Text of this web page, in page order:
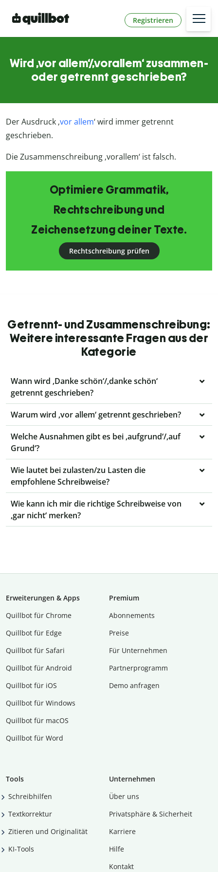
Registrieren
Wird ‚vor allem‘/‚vorallem‘ zusammen-
oder getrennt geschrieben?
Der Ausdruck ‚vor allem‘ wird immer getrennt
geschrieben.
Die Zusammenschreibung ‚vorallem‘ ist falsch.
Optimiere Grammatik,
Rechtschreibung und
Zeichensetzung deiner Texte.
Rechtschreibung prüfen
Getrennt- und Zusammenschreibung:
Weitere interessante Fragen aus der
Kategorie
Wann wird ‚Danke schön‘/‚danke schön‘
getrennt geschrieben?
Warum wird ‚vor allem‘ getrennt geschrieben?
Welche Ausnahmen gibt es bei ‚aufgrund‘/‚auf
Grund‘?
Wie lautet bei zulasten/zu Lasten die
empfohlene Schreibweise?
Wie kann ich mir die richtige Schreibweise von
‚gar nicht‘ merken?
Erweiterungen & Apps
Quillbot für Chrome
Quillbot für Edge
Quillbot für Safari
Quillbot für Android
Quillbot für iOS
Quillbot für Windows
Quillbot für macOS
Quillbot für Word
Premium
Abon­ne­ments
Preise
Für Unternehmen
Partnerprogramm
Demo anfragen
Tools
Schreibhilfen
Textkorrektur
Zitieren und Originalität
KI-Tools
Unternehmen
Über uns
Privatsphäre & Sicherheit
Karriere
Hilfe
Kontakt